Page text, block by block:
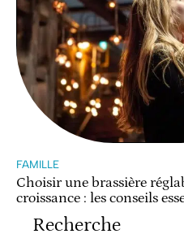
FAMILLE
Choisir une brassière
croissance : les conseils
Recherche